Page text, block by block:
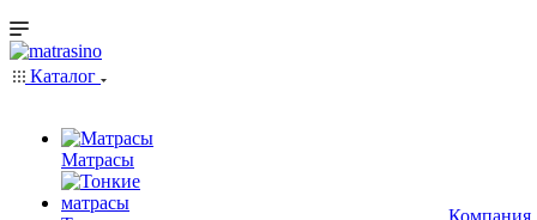
Каталог
Матрасы
Компания